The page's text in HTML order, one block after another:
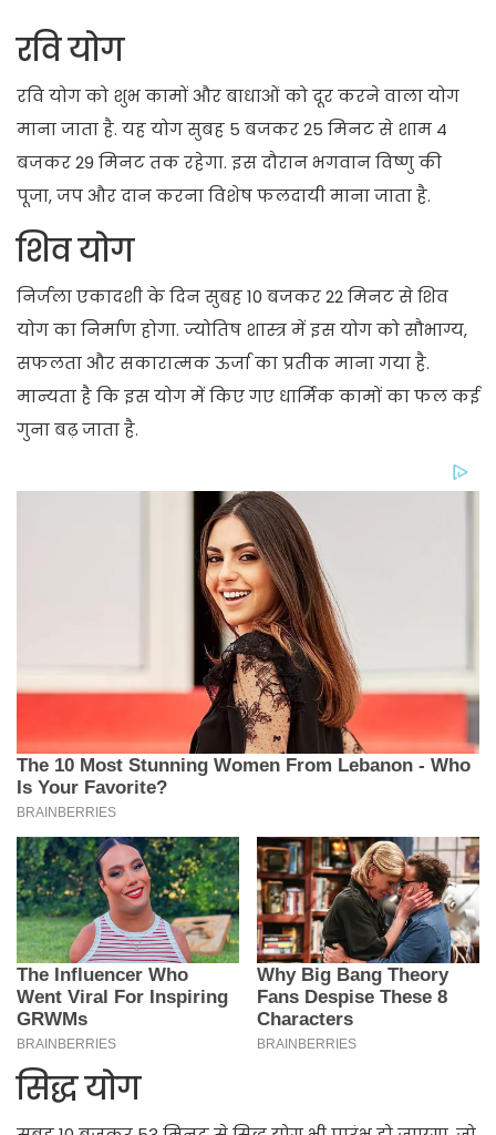
रवि योग
रवि योग को शुभ कामों और बाधाओं को दूर करने वाला योग
माना जाता है. यह योग सुबह 5 बजकर 25 मिनट से शाम 4
बजकर 29 मिनट तक रहेगा. इस दौरान भगवान विष्णु की
पूजा, जप और दान करना विशेष फलदायी माना जाता है.
शिव योग
निर्जला एकादशी के दिन सुबह 10 बजकर 22 मिनट से शिव
योग का निर्माण होगा. ज्योतिष शास्त्र में इस योग को सौभाग्य,
सफलता और सकारात्मक ऊर्जा का प्रतीक माना गया है.
मान्यता है कि इस योग में किए गए धार्मिक कामों का फल कई
गुना बढ़ जाता है.
सिद्ध योग